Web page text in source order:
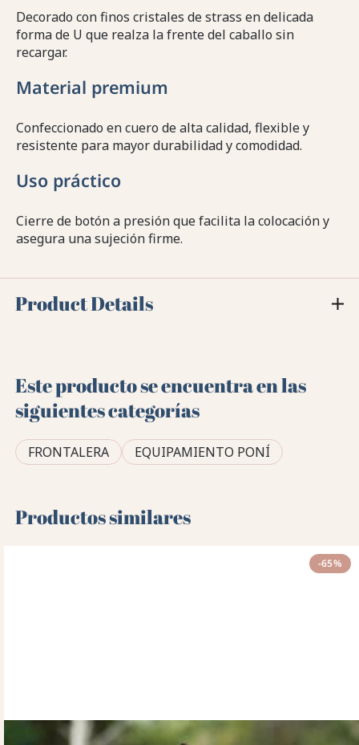
Decorado con finos cristales de strass en delicada
forma de U que realza la frente del caballo sin
recargar.
Material premium
Confeccionado en cuero de alta calidad, flexible y
resistente para mayor durabilidad y comodidad.
Uso práctico
Cierre de botón a presión que facilita la colocación y
asegura una sujeción firme.
Product Details
Este producto se encuentra en las
siguientes categorías
FRONTALERA EQUIPAMIENTO PONÍ
Productos similares
-65%